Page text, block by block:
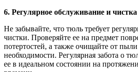
6. Регулярное обслуживание и чистка
Не забывайте, что тюль требует
чистки. Проверяйте ее на предмет
потертостей, а также очищайте от
необходимости. Регулярная забота о
ее в идеальном состоянии на